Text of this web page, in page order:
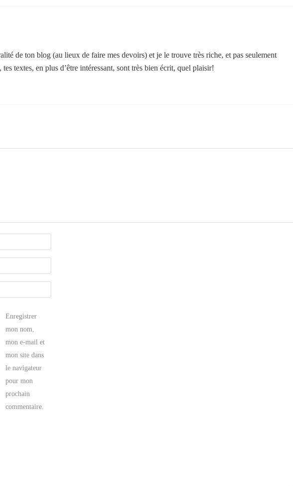
de ton blog (au lieux de faire mes devoirs) et je le trouve très riche, et pas seulement
textes, en plus d’être intéressant, sont très bien écrit, quel plaisir!
Enregistrer
mon nom,
mon e-mail et
mon site dans
le navigateur
pour mon
prochain
commentaire.